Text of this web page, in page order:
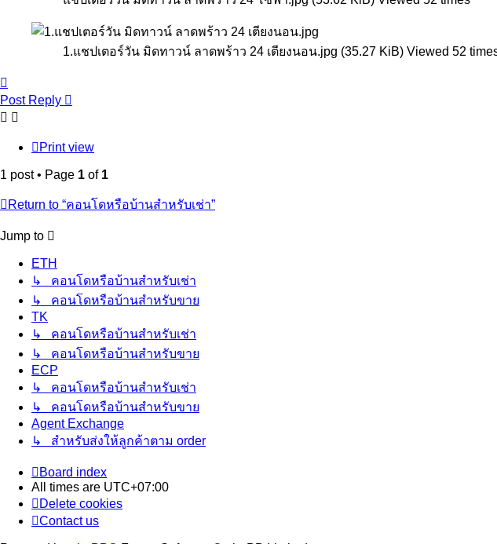
1.แชปเตอร์วัน มิดทาวน์ ลาดพร้าว 24 เตียงนอน.jpg (35.27 KiB) Viewed 52
Post Reply
Print view
1 post • Page 1 of 1
Return to “คอนโดหรือบ้านสำหรับเช่า”
Jump to
ETH
↳ คอนโดหรือบ้านสำหรับเช่า
↳ คอนโดหรือบ้านสำหรับขาย
TK
↳ คอนโดหรือบ้านสำหรับเช่า
↳ คอนโดหรือบ้านสำหรับขาย
ECP
↳ คอนโดหรือบ้านสำหรับเช่า
↳ คอนโดหรือบ้านสำหรับขาย
Agent Exchange
↳ สำหรับส่งให้ลูกค้าตาม order
Board index
All times are UTC+07:00
Delete cookies
Contact us